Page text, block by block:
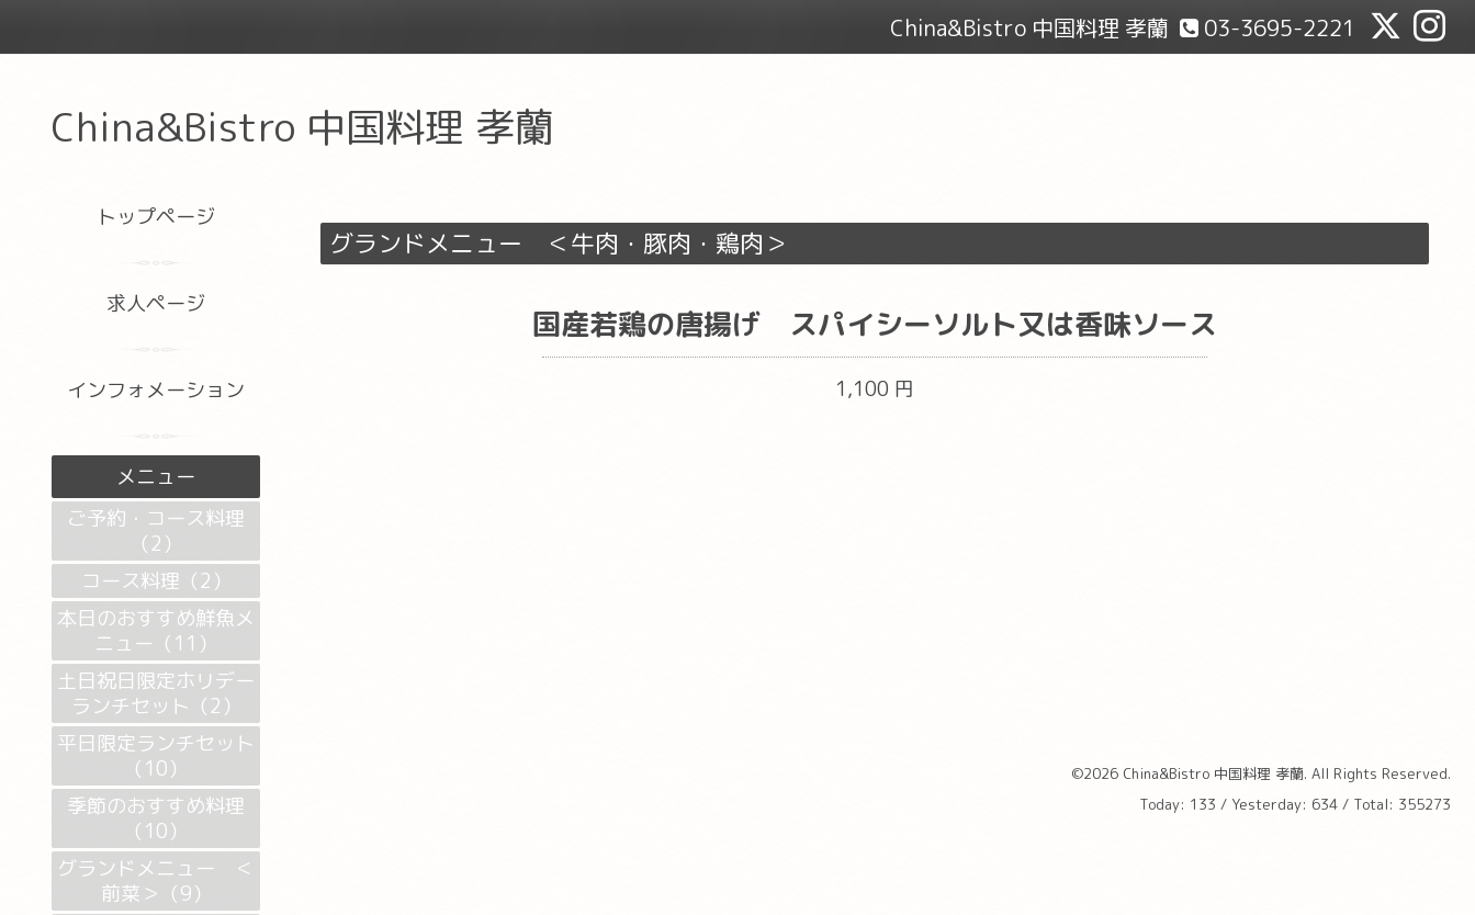
03-3695-2221
China&Bistro 中国料理 孝蘭
China&Bistro 中国料理 孝蘭
グランドメニュー ＜牛肉・豚肉・鶏肉＞
国産若鶏の唐揚げ スパイシーソルト又は香味ソース
1,100 円
©2026 China&Bistro 中国料理 孝蘭. All Rights Reserved.
Today: 133 / Yesterday: 634 / Total: 355273
トップページ
求人ページ
インフォメーション
メニュー
ご予約・コース料理
（2）
コース料理（2）
本日のおすすめ鮮魚メ
ニュー（11）
土日祝日限定ホリデー
ランチセット（2）
平日限定ランチセット
（10）
季節のおすすめ料理
（10）
グランドメニュー ＜
前菜＞（9）